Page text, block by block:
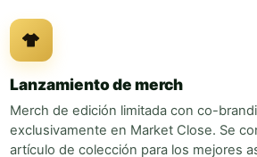
Lanzamiento de merch
Merch de edición limitada con co-
exclusivamente en Market Close. Se
artículo de colección para los mejores